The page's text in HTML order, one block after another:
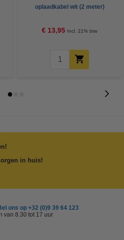
oplaadkabel wit (2 meter)
€ 13,95 Incl. 21% btw
in huis!
ons op +32 (0)9 39 64 123
van 8.30 tot 17 uur